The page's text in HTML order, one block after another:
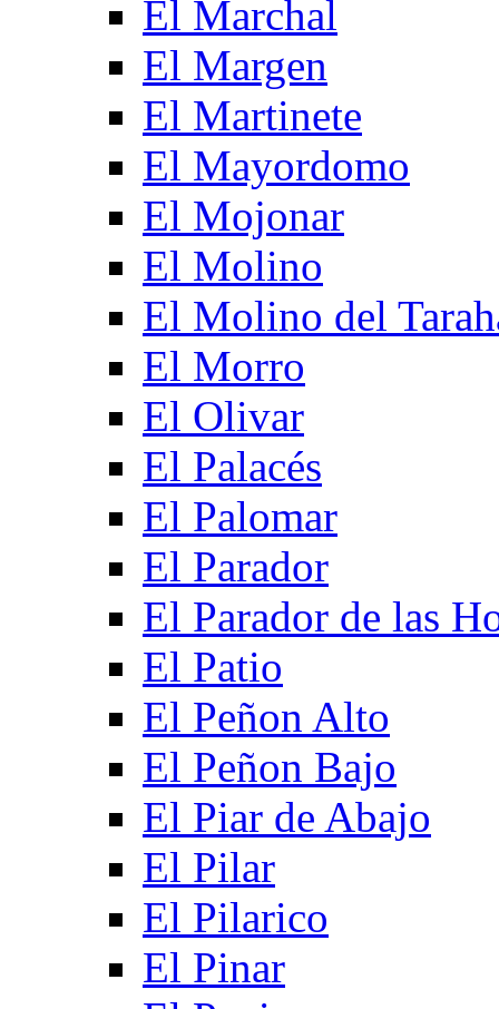
El Marchal
El Margen
El Martinete
El Mayordomo
El Mojonar
El Molino
El Molino del
El Morro
El Olivar
El Palacés
El Palomar
El Parador
El Parador de las
El Patio
El Peñon Alto
El Peñon Bajo
El Piar de Abajo
El Pilar
El Pilarico
El Pinar